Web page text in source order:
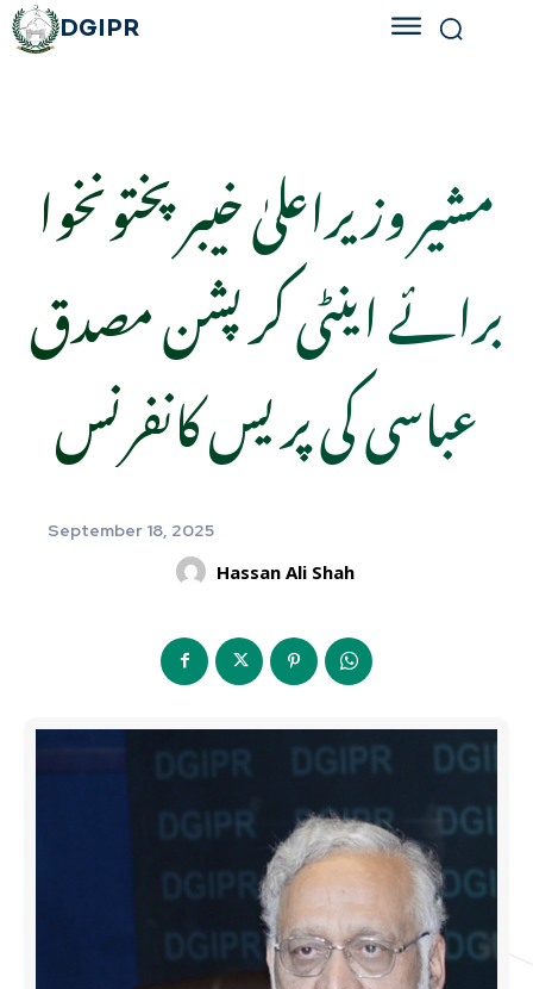
DGIPR
مشیر وزیراعلیٰ خیبرپختونخوا
برائے اینٹی کرپشن مصدق
عباسی کی پریس کانفرنس
September 18, 2025
Hassan Ali Shah